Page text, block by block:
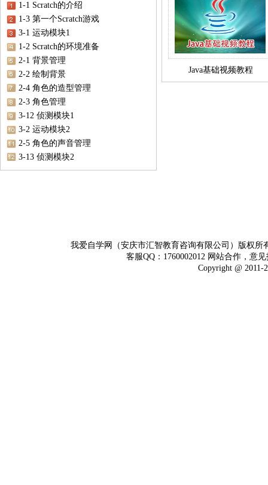
1-1 Scratch的介绍
1-3 第一个Scratch游戏
3-1 运动模块1
1-2 Scratch的环境准备
2-1 背景管理
2-2 绘制背景
2-4 角色的造型管理
2-3 角色管理
3-12 侦测模块1
3-2 运动模块2
2-5 角色的声音管理
3-13 侦测模块2
Java基础视频教程
我爱自学网（安庆市汇智教育咨询有限公司）版权
客服QQ：1760002012 网站合作，意
Copyright @